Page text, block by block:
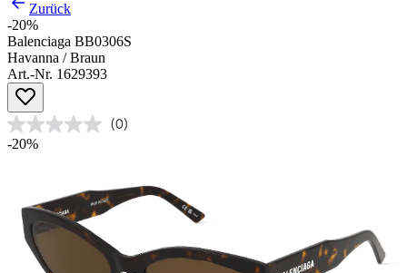
Zurück
-20%
Balenciaga BB0306S
Havanna / Braun
Art.-Nr. 1629393
(0)
-20%